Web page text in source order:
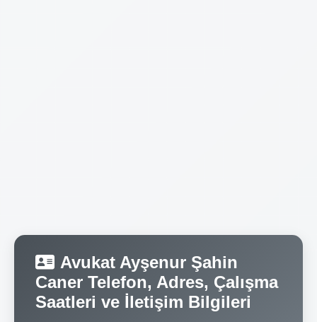
Avukat Ayşenur Şahin
Caner Telefon, Adres, Çalışma
Saatleri ve İletişim Bilgileri